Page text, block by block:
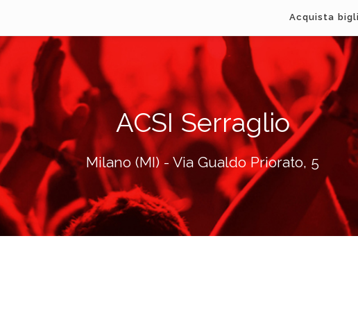
Acquista
ACSI Serraglio
Milano (MI) - Via Gualdo Priorato, 5